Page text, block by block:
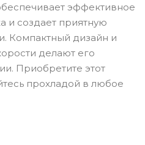
эффективное
и создает приятную
Компактный дизайн и
делают его
Приобретите этот
прохладой в любое